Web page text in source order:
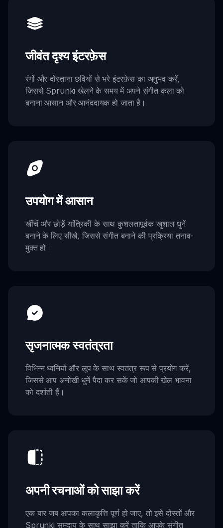
जीवंत दृश्य इंटरफ़ेस
रंगों और दोस्ताना छवियों से भरे इंटरफ़ेस का अनुभव करें,
जिससे Sprunki खेलने के समय में अपने संगीत कला को
बनाना आसान और आनंददायक हो जाता है।
उपयोग में आसान
खींचें और छोड़ें यांत्रिकी के साथ कुशलतापूर्वक खुशाल धुनें
बनाने के लिए सीखे, जिससे संगीत बनाने की प्रक्रिया तनाव-
मुक्त हो।
सृजनात्मक स्वतंत्रता
विभिन्न ध्वनियों और लूप के साथ स्वतंत्र रूप से प्रयोग करें,
जिससे आप अनोखी धुनें पैदा कर सकें जो आपकी खेल भावना
को दर्शाती हैं।
अपनी रचनाओं को साझा करें
एक बार जब आपका कलाकृत्ति पूर्ण हो जाए, तो इसे दोस्तों और
Sprunki समुदाय के साथ साझा करें ताकि आपके संगीत